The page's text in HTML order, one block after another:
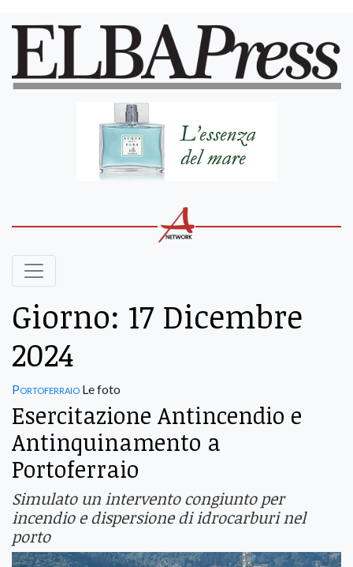
Giorno: 17 Dicembre
2024
Portoferraio Le foto
Esercitazione Antincendio e
Antinquinamento a
Portoferraio
Simulato un intervento congiunto per
incendio e dispersione di idrocarburi nel
porto